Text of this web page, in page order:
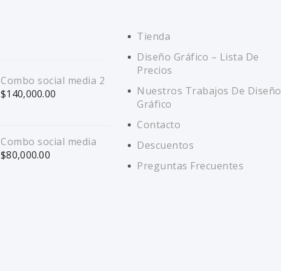
Combo social media 2
$140,000.00
Combo social media
$80,000.00
Tienda
Diseño Gráfico – Lista De
Precios
Nuestros Trabajos De Diseño
Gráfico
Contacto
Descuentos
Preguntas Frecuentes